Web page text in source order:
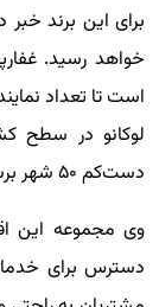
خواهد رسید.
است تا تعداد
دست‌کم ۵۰ شهر برسد.
وی مجموعه این
دسترس برای